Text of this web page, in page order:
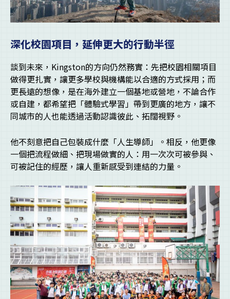
深化校園項目，延伸更大的行動半徑
談到未來，Kingston的方向仍然務實：先把校園相關項目
做得更扎實，讓更多學校與機構能以合適的方式採用；而
更長遠的想像，是在海外建立一個基地或營地，不論合作
或自建，都希望把「體驗式學習」帶到更廣的地方，讓不
同城市的人也能透過活動認識彼此、拓闊視野。
他不刻意把自己包裝成什麼「人生導師」。相反，他更像
一個把流程做細、把現場做實的人：用一次次可被參與、
可被記住的經歷，讓人重新感受到連結的力量。